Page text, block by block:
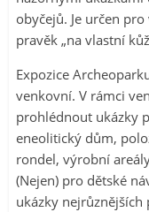
obyčejů. Je určen
pravěk „na vlastní
Expozice
venkovní. V rámci
prohlédnout ukázky
eneolitický dům,
rondel, výrobní
(Nejen) pro dětské
ukázky